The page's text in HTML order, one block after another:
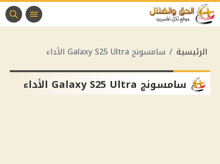
الرئيسية سامسونج Galaxy S25 Ultra الأداء
سامسونج Galaxy S25 Ultra الأداء